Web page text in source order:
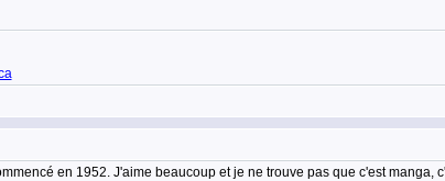
en 1952. J'aime beaucoup et je ne trouve pas que c'est manga,